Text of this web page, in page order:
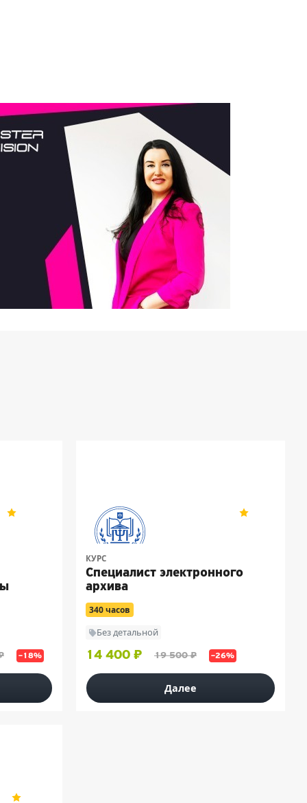
–18%
КУРС
Специалист электронного
архива
340 часов
Без детальной
14 400 ₽ 19 500 ₽ –26%
Далее